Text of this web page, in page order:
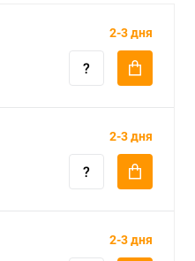
2-3 дня
2-3 дня
2-3 дня